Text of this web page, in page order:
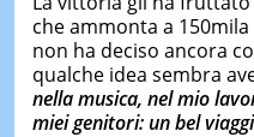
che ammonta a
non ha deciso ancora
qualche idea sembra
nella musica, nel mio
miei genitori: un bel